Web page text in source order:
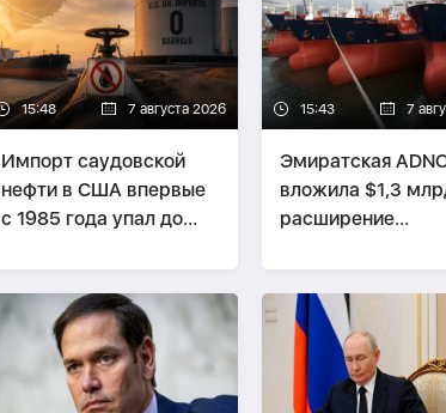
15:48 7 августа 2026
Импорт саудовской
нефти в США впервые
с 1985 года упал до
15:43 7
Эмиратская
вложила $1,3
расширение